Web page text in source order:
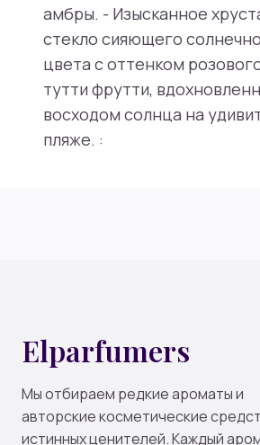
амбры. - Изысканное
стекло сияющего
цвета с оттенком
тутти фрутти,
восходом солнца на
пляже. :
Elparfumers
Мы отбираем редкие ароматы и
авторские косметические
истинных ценителей. Каждый